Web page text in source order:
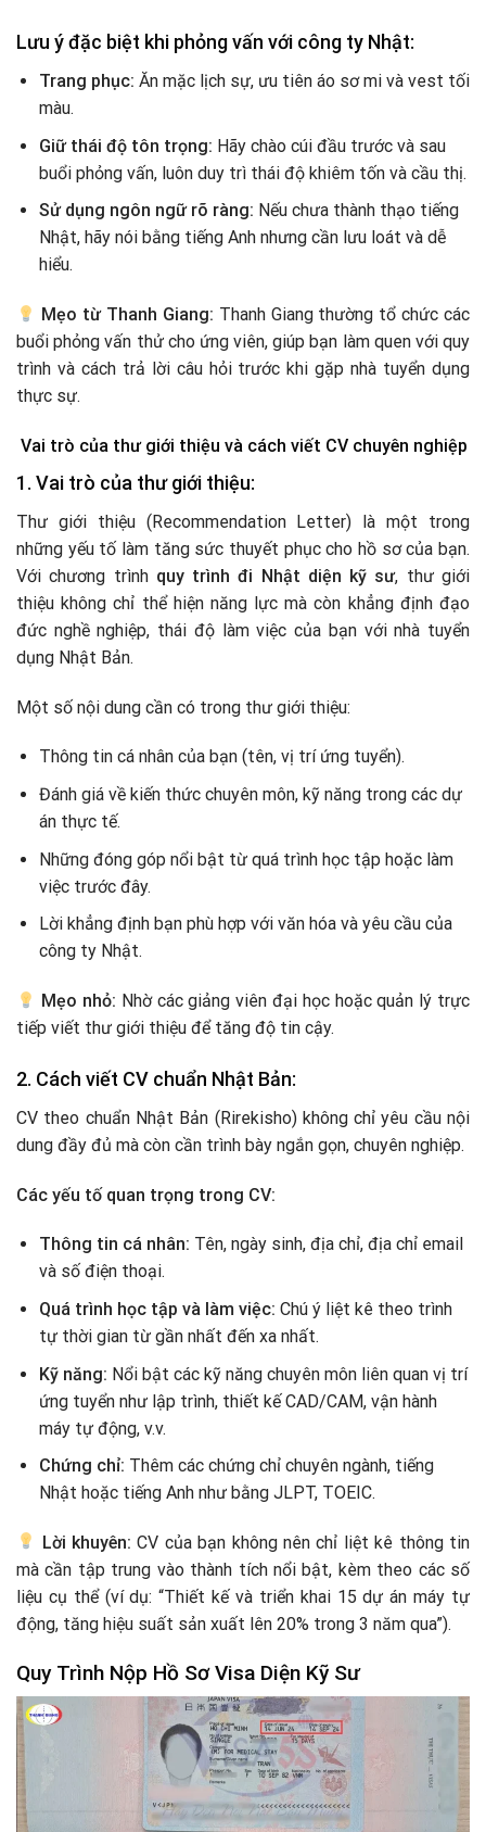
Lưu ý đặc biệt khi phỏng vấn với công ty Nhật:
Trang phục: Ăn mặc lịch sự, ưu tiên áo sơ mi và vest tối
màu.
Giữ thái độ tôn trọng: Hãy chào cúi đầu trước và sau
buổi phỏng vấn, luôn duy trì thái độ khiêm tốn và cầu thị.
Sử dụng ngôn ngữ rõ ràng: Nếu chưa thành thạo tiếng
Nhật, hãy nói bằng tiếng Anh nhưng cần lưu loát và dễ
hiểu.
Mẹo từ Thanh Giang: Thanh Giang thường tổ chức các
buổi phỏng vấn thử cho ứng viên, giúp bạn làm quen với quy
trình và cách trả lời câu hỏi trước khi gặp nhà tuyển dụng
thực sự.
Vai trò của thư giới thiệu và cách viết CV chuyên nghiệp
1. Vai trò của thư giới thiệu:
Thư giới thiệu (Recommendation Letter) là một trong
những yếu tố làm tăng sức thuyết phục cho hồ sơ của bạn.
Với chương trình quy trình đi Nhật diện kỹ sư, thư giới
thiệu không chỉ thể hiện năng lực mà còn khẳng định đạo
đức nghề nghiệp, thái độ làm việc của bạn với nhà tuyển
dụng Nhật Bản.
Một số nội dung cần có trong thư giới thiệu:
Thông tin cá nhân của bạn (tên, vị trí ứng tuyển).
Đánh giá về kiến thức chuyên môn, kỹ năng trong các dự
án thực tế.
Những đóng góp nổi bật từ quá trình học tập hoặc làm
việc trước đây.
Lời khẳng định bạn phù hợp với văn hóa và yêu cầu của
công ty Nhật.
Mẹo nhỏ: Nhờ các giảng viên đại học hoặc quản lý trực
tiếp viết thư giới thiệu để tăng độ tin cậy.
2. Cách viết CV chuẩn Nhật Bản:
CV theo chuẩn Nhật Bản (Rirekisho) không chỉ yêu cầu nội
dung đầy đủ mà còn cần trình bày ngắn gọn, chuyên nghiệp.
Các yếu tố quan trọng trong CV:
Thông tin cá nhân: Tên, ngày sinh, địa chỉ, địa chỉ email
và số điện thoại.
Quá trình học tập và làm việc: Chú ý liệt kê theo trình
tự thời gian từ gần nhất đến xa nhất.
Kỹ năng: Nổi bật các kỹ năng chuyên môn liên quan vị trí
ứng tuyển như lập trình, thiết kế CAD/CAM, vận hành
máy tự động, v.v.
Chứng chỉ: Thêm các chứng chỉ chuyên ngành, tiếng
Nhật hoặc tiếng Anh như bằng JLPT, TOEIC.
Lời khuyên: CV của bạn không nên chỉ liệt kê thông tin
mà cần tập trung vào thành tích nổi bật, kèm theo các số
liệu cụ thể (ví dụ: “Thiết kế và triển khai 15 dự án máy tự
động, tăng hiệu suất sản xuất lên 20% trong 3 năm qua”).
Quy Trình Nộp Hồ Sơ Visa Diện Kỹ Sư